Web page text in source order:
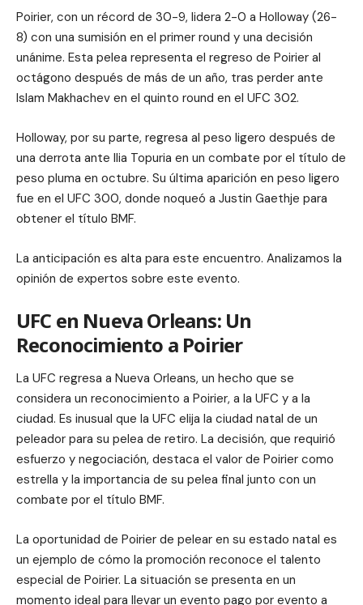
Poirier, con un récord de 30-9, lidera 2-0 a Holloway (26-
8) con una sumisión en el primer round y una decisión
unánime. Esta pelea representa el regreso de Poirier al
octágono después de más de un año, tras perder ante
Islam Makhachev en el quinto round en el UFC 302.
Holloway, por su parte, regresa al peso ligero después de
una derrota ante Ilia Topuria en un combate por el título de
peso pluma en octubre. Su última aparición en peso ligero
fue en el UFC 300, donde noqueó a Justin Gaethje para
obtener el título BMF.
La anticipación es alta para este encuentro. Analizamos la
opinión de expertos sobre este evento.
UFC en Nueva Orleans: Un
Reconocimiento a Poirier
La UFC regresa a Nueva Orleans, un hecho que se
considera un reconocimiento a Poirier, a la UFC y a la
ciudad. Es inusual que la UFC elija la ciudad natal de un
peleador para su pelea de retiro. La decisión, que requirió
esfuerzo y negociación, destaca el valor de Poirier como
estrella y la importancia de su pelea final junto con un
combate por el título BMF.
La oportunidad de Poirier de pelear en su estado natal es
un ejemplo de cómo la promoción reconoce el talento
especial de Poirier. La situación se presenta en un
momento ideal para llevar un evento pago por evento a